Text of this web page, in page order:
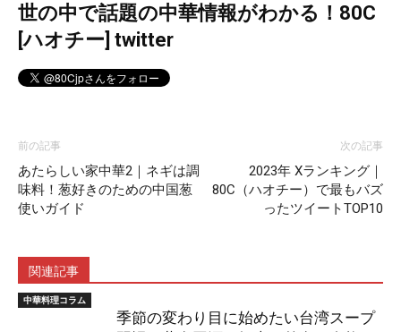
世の中で話題の中華情報がわかる！80C
[ハオチー] twitter
前の記事
あたらしい家中華2｜ネギは調
味料！葱好きのための中国葱
使いガイド
次の記事
2023年 Xランキング｜
80C（ハオチー）で最もバズ
ったツイートTOP10
関連記事
中華料理コラム
季節の変わり目に始めたい台湾スープ